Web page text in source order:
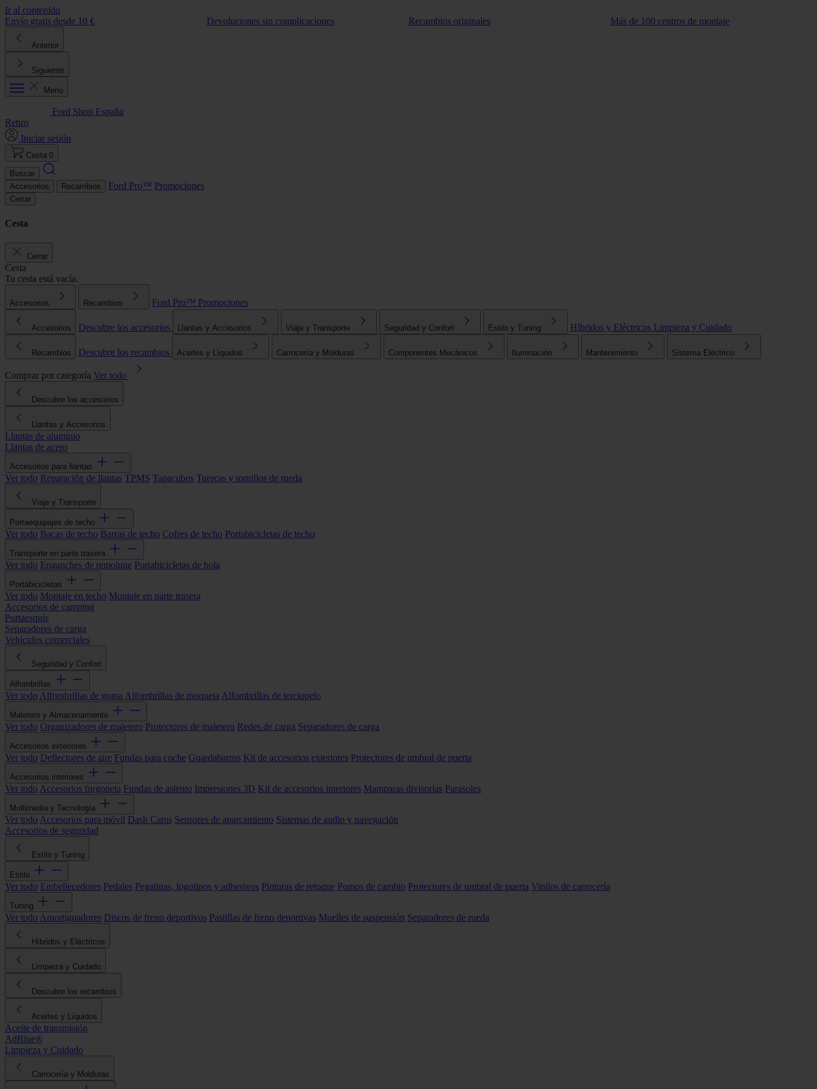
Ir al contenido
Envío gratis desde 10 €
Devoluciones sin complicaciones Recambios originales Más de 100 centros de montaje
Anterior
Siguiente
Menú
Ford Shop España
Retiro
Iniciar sesión
Cesta 0
Buscar
Accesorios
Recambios Ford Pro™ Promociones
Cerrar
Cesta
Cerrar
Cesta
Tu cesta está vacía.
Accesorios Recambios Ford Pro™ Promociones
Accesorios Descubre los accesorios Llantas y Accesorios Viaje y Transporte Seguridad y Confort Estilo y Tuning Híbridos y Eléctricos Limpieza y Cuidado
Recambios Descubre los recambios Aceites y Líquidos Carrocería y Molduras Componentes Mecánicos Iluminación Mantenimiento Sistema Eléctrico
Comprar por categoría Ver todo
Descubre los accesorios
Llantas y Accesorios
Llantas de aluminio
Llantas de acero
Accesorios para llantas
Ver todo Reparación de llantas TPMS Tapacubos Tuercas y tornillos de rueda
Viaje y Transporte
Portaequipajes de techo
Ver todo Bacas de techo Barras de techo Cofres de techo Portabicicletas de techo
Transporte en parte trasera
Ver todo Enganches de remolque Portabicicletas de bola
Portabicicletas
Ver todo Montaje en techo Montaje en parte trasera
Accesorios de camping
Portaesquís
Separadores de carga
Vehículos comerciales
Seguridad y Confort
Alfombrillas
Ver todo Alfombrillas de goma Alfombrillas de moqueta Alfombrillas de terciopelo
Maletero y Almacenamiento
Ver todo Organizadores de maletero Protectores de maletero Redes de carga Separadores de carga
Accesorios exteriores
Ver todo Deflectores de aire Fundas para coche Guardabarros Kit de accesorios exteriores Protectores de umbral de puerta
Accesorios interiores
Ver todo Accesorios furgoneta Fundas de asiento Impresiones 3D Kit de accesorios interiores Mamparas divisorias Parasoles
Multimedia y Tecnología
Ver todo Accesorios para móvil Dash Cams Sensores de aparcamiento Sistemas de audio y navegación
Accesorios de seguridad
Estilo y Tuning
Estilo
Ver todo Embellecedores Pedales Pegatinas, logotipos y adhesivos Pinturas de retoque Pomos de cambio Protectores de umbral de puerta Vinilos de carrocería
Tuning
Ver todo Amortiguadores Discos de freno deportivos Pastillas de freno deportivas Muelles de suspensión Separadores de rueda
Híbridos y Eléctricos
Limpieza y Cuidado
Descubre los recambios
Aceites y Líquidos
Aceite de transmisión
AdBlue®
Limpieza y Cuidado
Carrocería y Molduras